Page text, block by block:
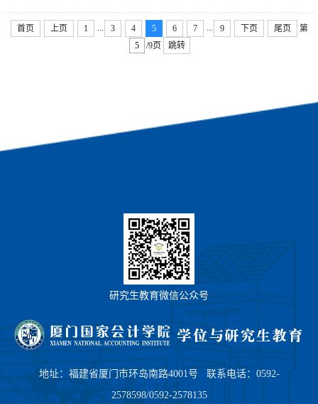
首页 上页 1 3 4 5 6 7 9 下页 尾页
第
/9页
跳转
研究生教育微信公众号
地址：福建省厦门市环岛南路4001号 联系电话：0592-
2578598/0592-2578135